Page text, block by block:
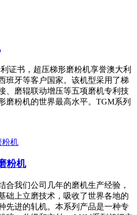
证书，超压梯形磨粉机享誉澳大利
班牙等客户国家。该机型采用了梯
、磨辊联动增压等五项磨机专利技
磨粉机的世界最高水平。TGM系列
粉机
合我们公司几年的磨机生产经验，
础上立磨技术，吸收了世界各地的
先进的轧机。本系列产品是一种专